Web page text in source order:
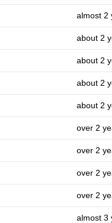
almost 2
about 2
about 2
about 2
about 2
over 2
over 2
over 2
over 2
almost 3